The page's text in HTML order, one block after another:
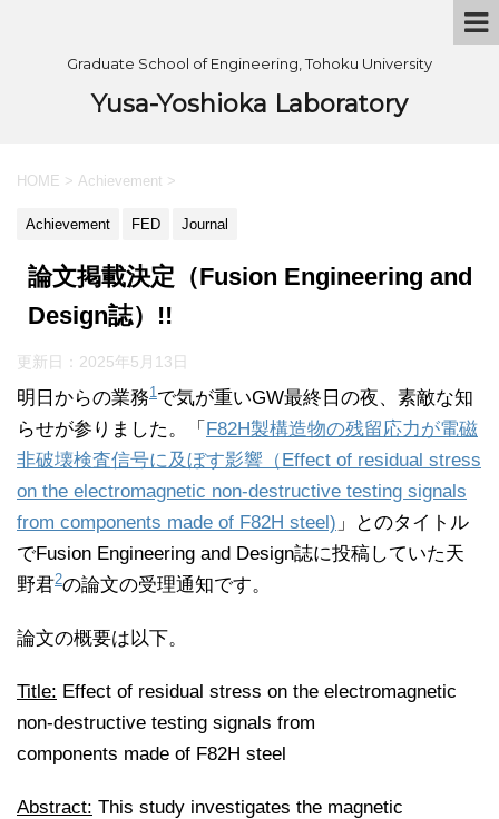
Graduate School of Engineering, Tohoku University
Yusa-Yoshioka Laboratory
HOME > Achievement >
Achievement FED Journal
論文掲載決定（Fusion Engineering and
Design誌）!!
更新日： 2025年5月13日
明日からの業務1 で気が重いGW最終日の夜、素敵な知
らせが参りました。「 F82H製構造物の残留応力が電磁
非破壊検査信号に及ぼす影響（Effect of residual stress
on the electromagnetic non-destructive testing signals
from components made of F82H steel) 」とのタイトル
でFusion Engineering and Design誌に投稿していた天
野君2の論文の受理通知です。
論文の概要は以下。
Title: Effect of residual stress on the electromagnetic
non-destructive testing signals from
components made of F82H steel
Abstract: This study investigates the magnetic